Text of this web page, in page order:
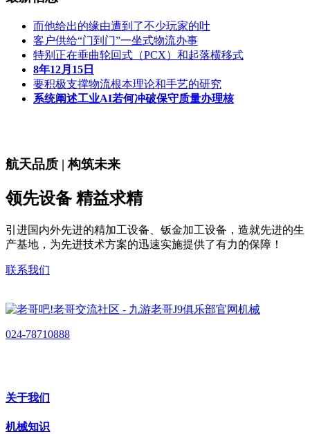
而他给出的缘由遭到了不少玩家的吐
客户供给“门到门”一坐式物流办事
特别正在垂曲轮回式（PCX）和起落横移式
8年12月15日
要积极支撑物流根本理论和手艺的研究
系统阐述工业AI若何冲破保守质量办理核
航天品质 | 构筑未来
领先设备 精益求精
引进国内外先进的精加工设备、钣金加工设备，造就先进的生
产基地，为先进技术方案的迅速实施提供了有力的保障！
联系我们
024-78710888
关于我们
机械知识